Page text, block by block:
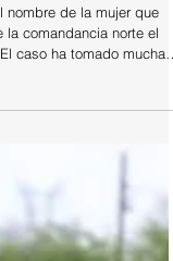
por muerte de otra
la Comandancia norte;
Sandra S. O., de 33
de detenida por un caso de
y según el reporte fue
de la comandancia